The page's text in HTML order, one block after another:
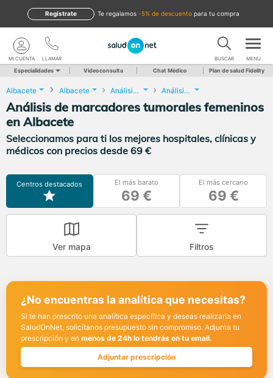
te regalamos -5% de descuento para tu compra
Regístrate
LLAMAR
MI CUENTA BUSCAR MENU
Especialidades Videoconsulta Chat Médico Plan de salud Fidelity
Albacete Albacete Análisis Clínicos Análisis de marcadores tumorales femeninos
Análisis de marcadores tumorales femeninos
en Albacete
Seleccionamos para ti los mejores hospitales, clínicas y
médicos con precios desde 69 €
Centros destacados El más barato
69 €
El más cercano
69 €
Ver mapa Filtros
¿No encuentras la analítica que necesitas?
Si te han prescrito una analítica específica y deseas realizarla en
SaludOnNet, solicítanos presupuesto sin compromiso. Adjunta tu
prescripción y en menos de 24h lo tendrás en tu email.
Adjuntar prescripción